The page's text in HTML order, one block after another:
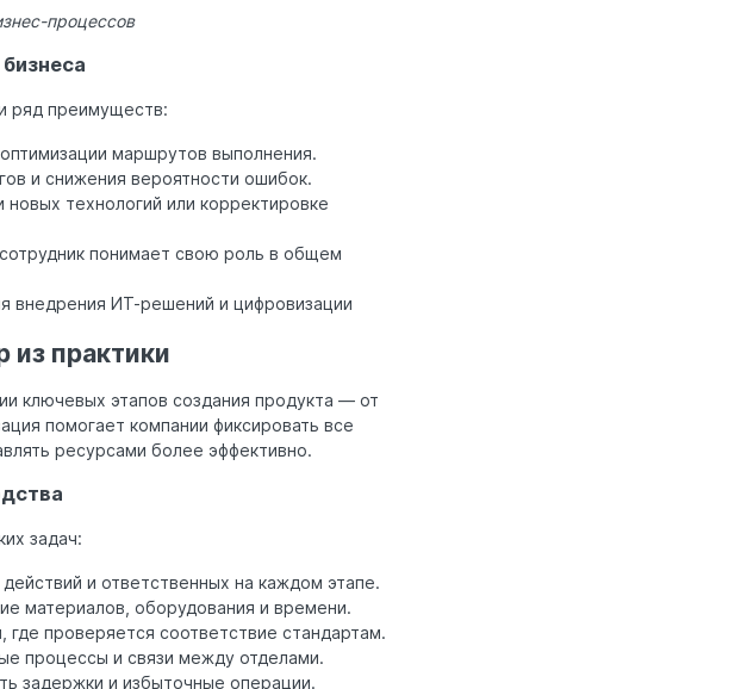
процессов
ряд преимуществ:
маршрутов выполнения.
и снижения вероятности ошибок.
технологий или корректировке
понимает свою роль в общем
внедрения ИТ-решений и цифровизации
из практики
ключевых этапов создания продукта — от
помогает компании фиксировать все
ресурсами более эффективно.
задач:
и ответственных на каждом этапе.
материалов, оборудования и времени.
проверяется соответствие стандартам.
процессы и связи между отделами.
задержки и избыточные операции.